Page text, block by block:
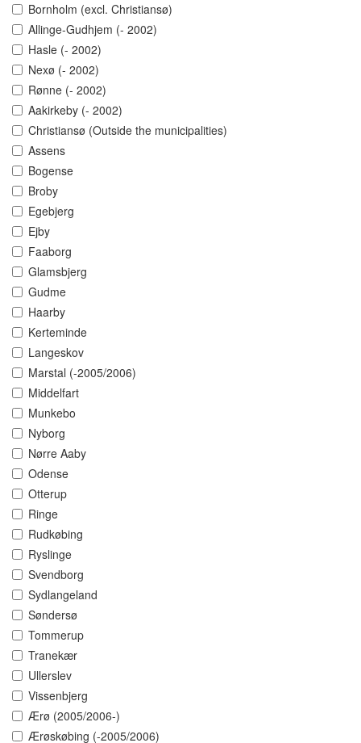
Bornholm (excl. Christiansø)
Allinge-Gudhjem (- 2002)
Hasle (- 2002)
Nexø (- 2002)
Rønne (- 2002)
Aakirkeby (- 2002)
Christiansø (Outside the municipalities)
Assens
Bogense
Broby
Egebjerg
Ejby
Faaborg
Glamsbjerg
Gudme
Haarby
Kerteminde
Langeskov
Marstal (-2005/2006)
Middelfart
Munkebo
Nyborg
Nørre Aaby
Odense
Otterup
Ringe
Rudkøbing
Ryslinge
Svendborg
Sydlangeland
Søndersø
Tommerup
Tranekær
Ullerslev
Vissenbjerg
Ærø (2005/2006-)
Ærøskøbing (-2005/2006)